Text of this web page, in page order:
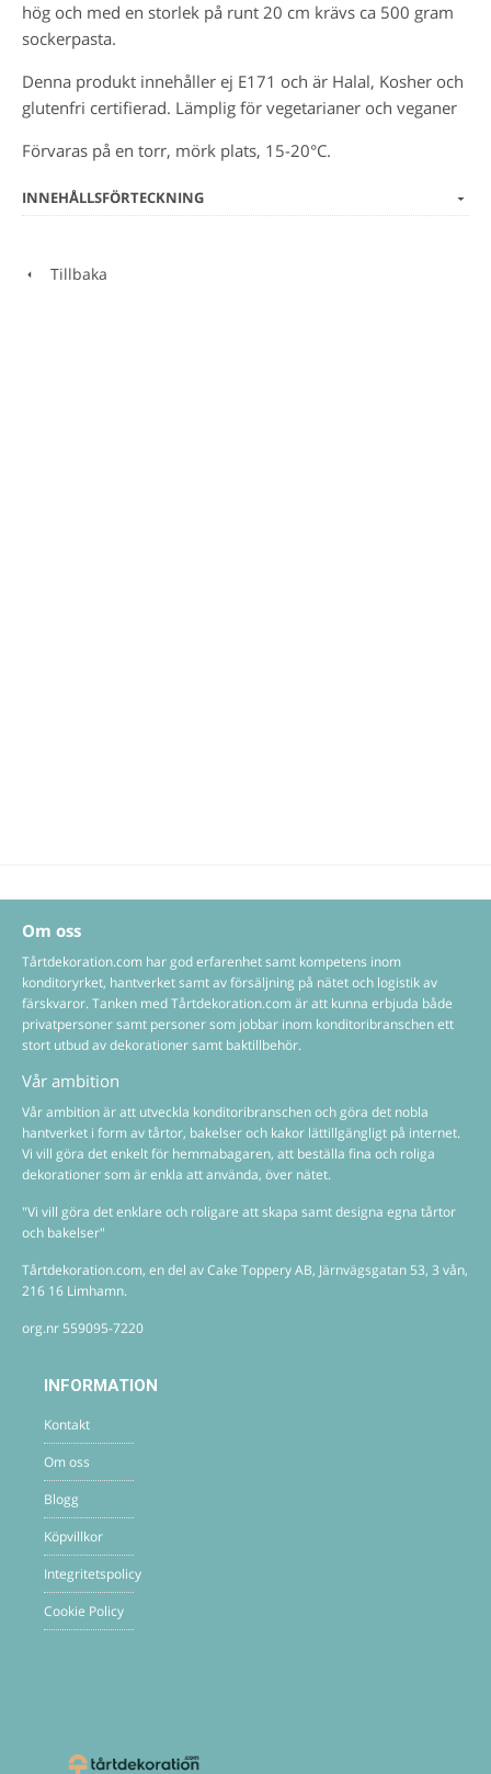
hög och med en storlek på runt 20 cm krävs ca 500 gram
sockerpasta.
Denna produkt innehåller ej E171 och är Halal, Kosher och
glutenfri certifierad. Lämplig för vegetarianer och veganer
Förvaras på en torr, mörk plats, 15-20°C.
INNEHÅLLSFÖRTECKNING
Tillbaka
Om oss
Tårtdekoration.com har god erfarenhet samt kompetens inom
konditoryrket, hantverket samt av försäljning på nätet och logistik av
färskvaror. Tanken med Tårtdekoration.com är att kunna erbjuda både
privatpersoner samt personer som jobbar inom konditoribranschen ett
stort utbud av dekorationer samt baktillbehör.
Vår ambition
Vår ambition är att utveckla konditoribranschen och göra det nobla
hantverket i form av tårtor, bakelser och kakor lättillgängligt på internet.
Vi vill göra det enkelt för hemmabagaren, att beställa fina och roliga
dekorationer som är enkla att använda, över nätet.
"Vi vill göra det enklare och roligare att skapa samt designa egna tårtor
och bakelser"
Tårtdekoration.com, en del av Cake Toppery AB, Järnvägsgatan 53, 3 vån,
216 16 Limhamn.
org.nr 559095-7220
INFORMATION
Kontakt
Om oss
Blogg
Köpvillkor
Integritetspolicy
Cookie Policy